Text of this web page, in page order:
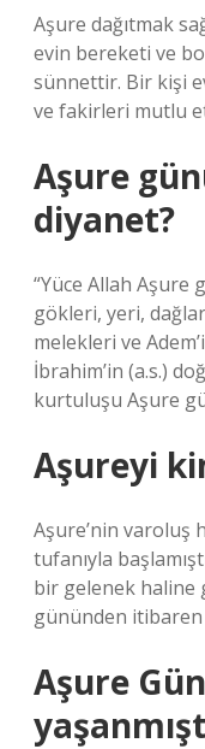
Aşure dağıtmak
evin bereketi ve
sünnettir. Bir kişi
ve fakirleri mutlu
Aşure
diyanet?
“Yüce Allah Aşure
gökleri, yeri,
melekleri ve
İbrahim’in (a.s.)
kurtuluşu Aşure
Aşureyi
Aşure’nin varoluş
tufanıyla
bir gelenek haline
gününden itibaren
Aşure